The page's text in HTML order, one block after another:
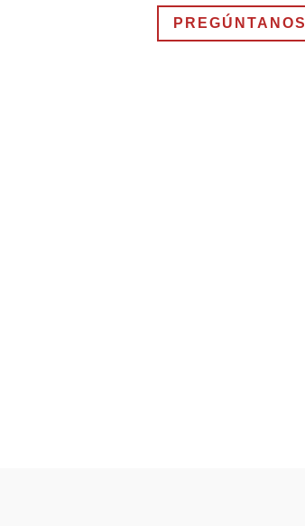
PREGÚNTANOS